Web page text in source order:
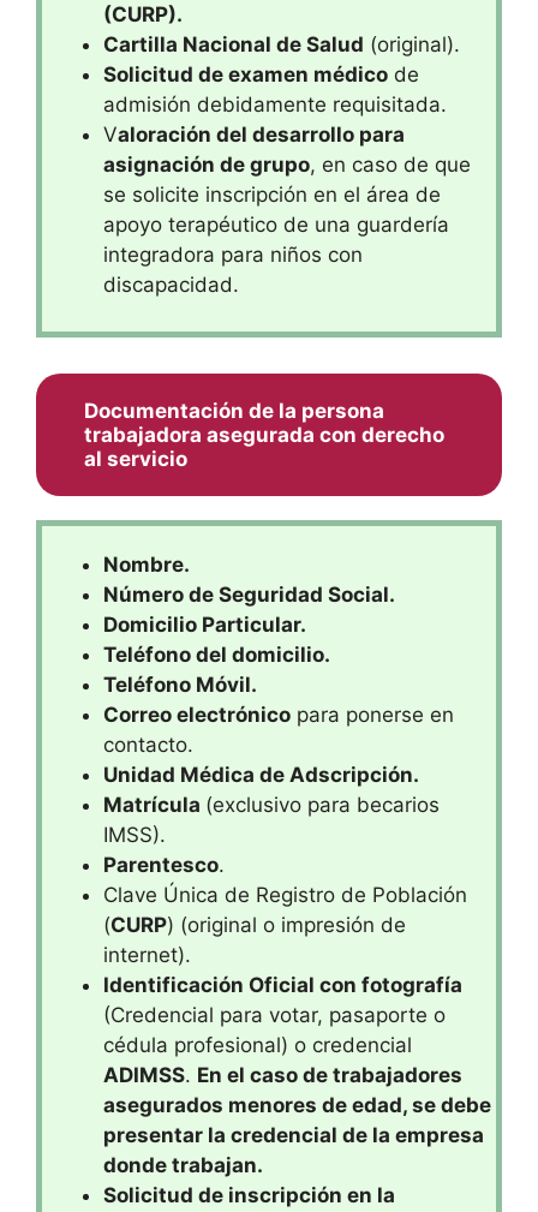
(CURP).
Cartilla Nacional de Salud (original).
Solicitud de examen médico de
admisión debidamente requisitada.
Valoración del desarrollo para
asignación de grupo, en caso de que
se solicite inscripción en el área de
apoyo terapéutico de una guardería
integradora para niños con
discapacidad.
Documentación de la persona
trabajadora asegurada con derecho
al servicio
Nombre.
Número de Seguridad Social.
Domicilio Particular.
Teléfono del domicilio.
Teléfono Móvil.
Correo electrónico para ponerse en
contacto.
Unidad Médica de Adscripción.
Matrícula (exclusivo para becarios
IMSS).
Parentesco.
Clave Única de Registro de Población
(CURP) (original o impresión de
internet).
Identificación Oficial con fotografía
(Credencial para votar, pasaporte o
cédula profesional) o credencial
ADIMSS. En el caso de trabajadores
asegurados menores de edad, se debe
presentar la credencial de la empresa
donde trabajan.
Solicitud de inscripción en la